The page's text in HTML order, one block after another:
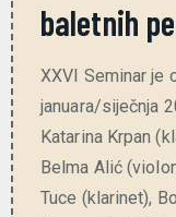
baletnih
XXVI Seminar je
januara/siječnja
Katarina Krpan
Belma Alić
Tuce (klarinet),